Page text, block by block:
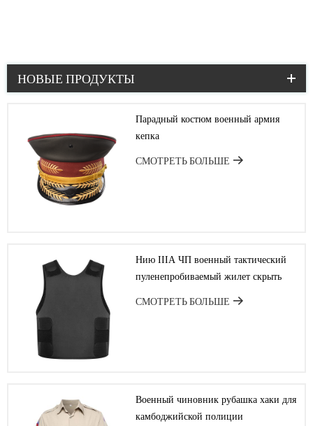
НОВЫЕ ПРОДУКТЫ
Парадный костюм военный армия
кепка
СМОТРЕТЬ БОЛЬШЕ
Нию ІІІА ЧП военный тактический
пуленепробиваемый жилет скрыть
СМОТРЕТЬ БОЛЬШЕ
Военный чиновник рубашка хаки для
камбоджийской полиции